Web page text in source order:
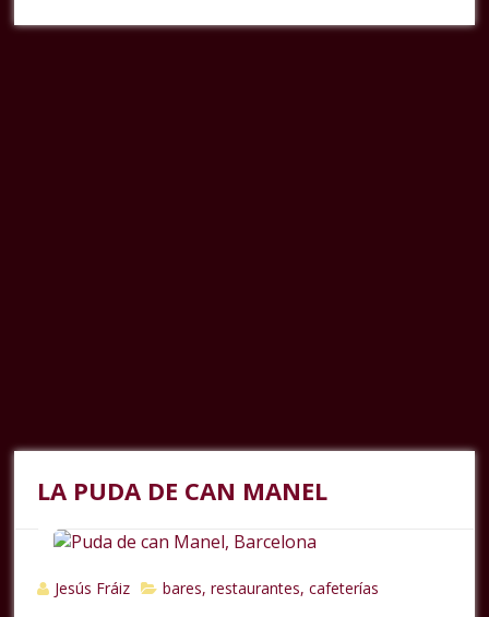
LA PUDA DE CAN MANEL
Jesús Fráiz bares, restaurantes, cafeterías